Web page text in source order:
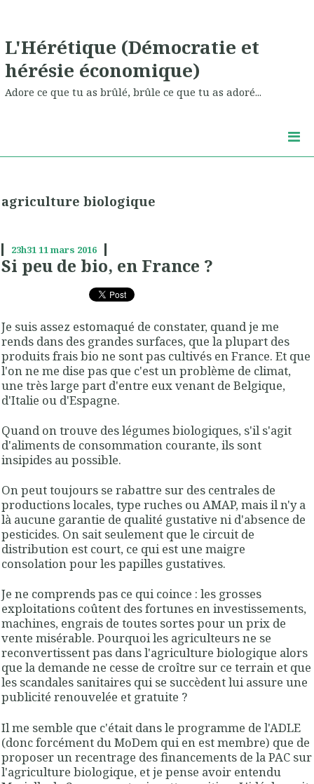
L'Hérétique (Démocratie et
hérésie économique)
Adore ce que tu as brûlé, brûle ce que tu as adoré...
agriculture biologique
23h3111mars 2016
Si peu de bio, en France ?
Je suis assez estomaqué de constater, quand je me
rends dans des grandes surfaces, que la plupart des
produits frais bio ne sont pas cultivés en France. Et que
l'on ne me dise pas que c'est un problème de climat,
une très large part d'entre eux venant de Belgique,
d'Italie ou d'Espagne.
Quand on trouve des légumes biologiques, s'il s'agit
d'aliments de consommation courante, ils sont
insipides au possible.
On peut toujours se rabattre sur des centrales de
productions locales, type ruches ou AMAP, mais il n'y a
là aucune garantie de qualité gustative ni d'absence de
pesticides. On sait seulement que le circuit de
distribution est court, ce qui est une maigre
consolation pour les papilles gustatives.
Je ne comprends pas ce qui coince : les grosses
exploitations coûtent des fortunes en investissements,
machines, engrais de toutes sortes pour un prix de
vente misérable. Pourquoi les agriculteurs ne se
reconvertissent pas dans l'agriculture biologique alors
que la demande ne cesse de croître sur ce terrain et que
les scandales sanitaires qui se succèdent lui assure une
publicité renouvelée et gratuite ?
Il me semble que c'était dans le programme de l'ADLE
(donc forcément du MoDem qui en est membre) que de
proposer un recentrage des financements de la PAC sur
l'agriculture biologique, et je pense avoir entendu